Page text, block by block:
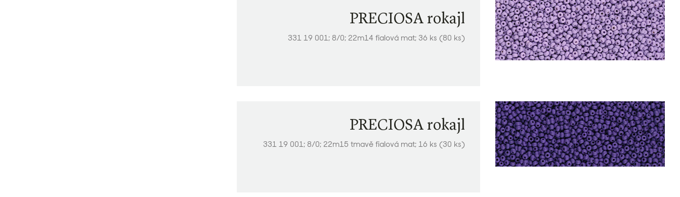
PRECIOSA rokajl
331 19 001; 8/0; 22m14 fialová mat; 36 ks (80 ks)
PRECIOSA rokajl
331 19 001; 8/0; 22m15 tmavě fialová mat; 16 ks (30 ks)